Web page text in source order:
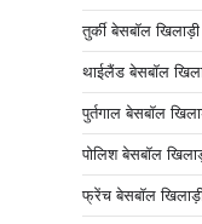
तुर्की बेसबॉल
थाईलैंड बेसबॉल
पुर्तगाल बेसबॉल
पोलिश बेसबॉल
फ्रेंच बेसबॉल